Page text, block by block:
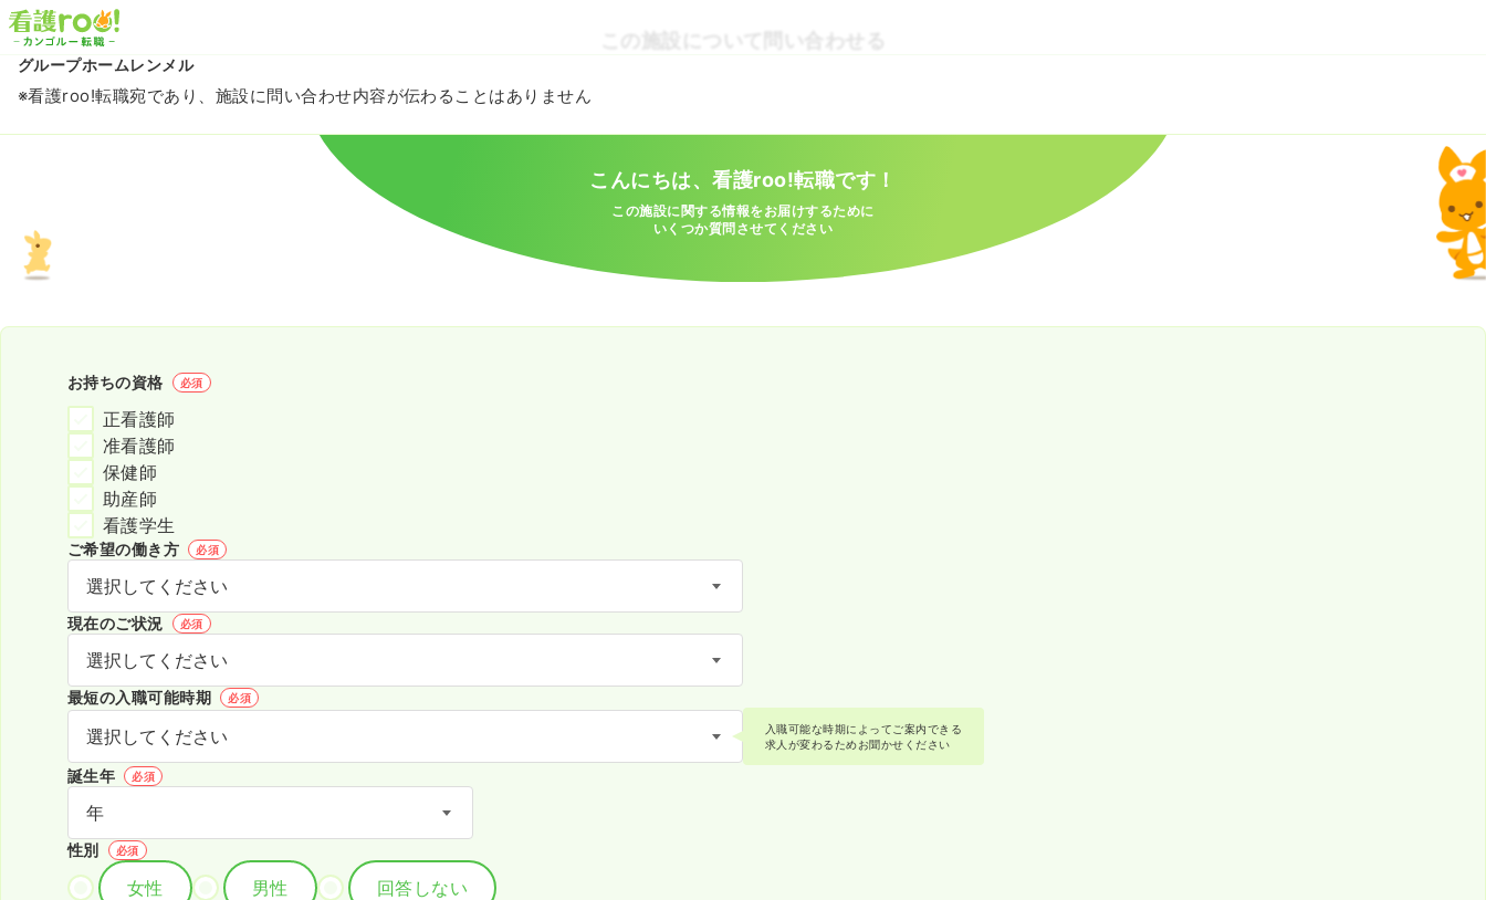
この施設について問い合わせる
グループホームレンメル
※看護roo!転職宛であり、施設に問い合わせ内容が伝わることはありません
こんにちは、看護roo!転職です！
この施設に関する情報をお届けするために
いくつか質問させてください
お持ちの資格 必須
正看護師
准看護師
保健師
助産師
看護学生
ご希望の働き方 必須
現在のご状況 必須
最短の入職可能時期 必須
入職可能な時期によってご案内できる
求人が変わるためお聞かせください
誕生年 必須
性別 必須
女性 男性 回答しない